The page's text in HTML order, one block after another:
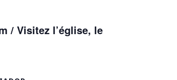
/ Visitez l’église, le